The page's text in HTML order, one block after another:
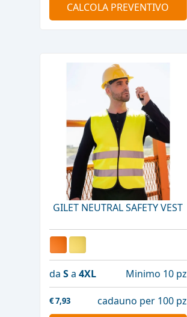
CALCOLA PREVENTIVO
GILET NEUTRAL SAFETY VEST
da Sa 4XL Minimo 10 pz
€7,93
cadauno per 100 pz